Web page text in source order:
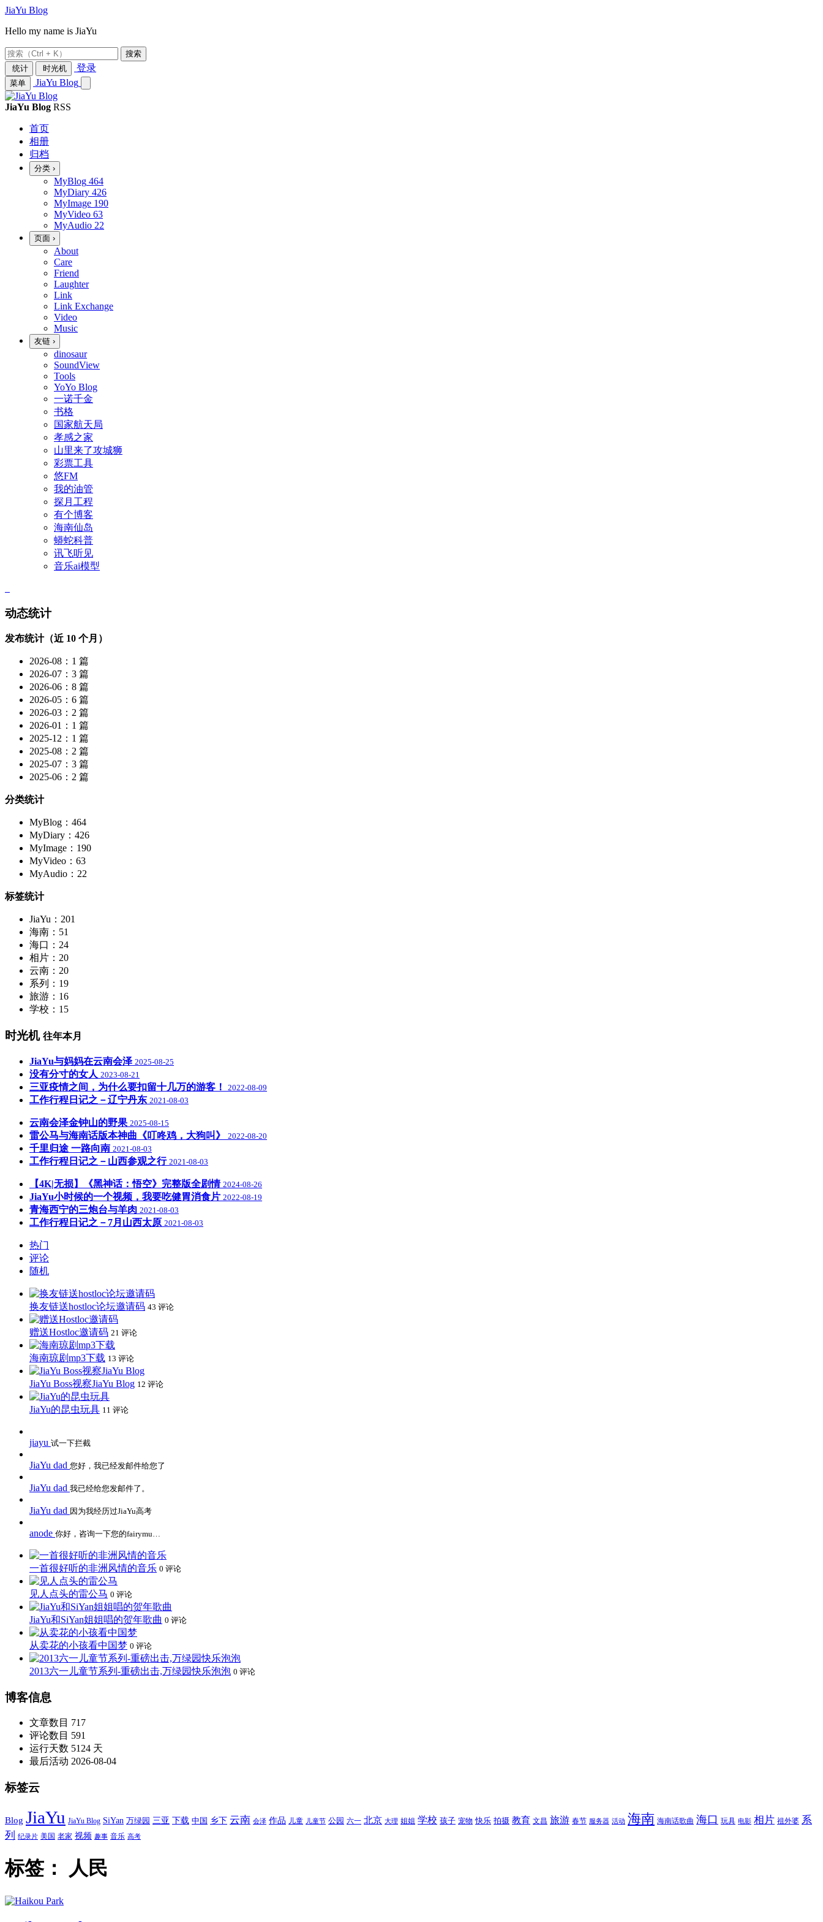
JiaYu Blog
Hello my name is JiaYu
搜索
统计
时光机 登录
菜单 JiaYu Blog
JiaYu Blog RSS
首页
相册
归档
分类 ›
MyBlog 464
MyDiary 426
MyImage 190
MyVideo 63
MyAudio 22
页面 ›
About
Care
Friend
Laughter
Link
Link Exchange
Video
Music
友链 ›
dinosaur
SoundView
Tools
YoYo Blog
一诺千金
书格
国家航天局
孝感之家
山里来了攻城狮
彩票工具
悠FM
我的油管
探月工程
有个博客
海南仙岛
蟒蛇科普
讯飞听见
音乐ai模型
动态统计
发布统计（近 10 个月）
2026-08：1 篇
2026-07：3 篇
2026-06：8 篇
2026-05：6 篇
2026-03：2 篇
2026-01：1 篇
2025-12：1 篇
2025-08：2 篇
2025-07：3 篇
2025-06：2 篇
分类统计
MyBlog：464
MyDiary：426
MyImage：190
MyVideo：63
MyAudio：22
标签统计
JiaYu：201
海南：51
海口：24
相片：20
云南：20
系列：19
旅游：16
学校：15
时光机 往年本月
JiaYu与妈妈在云南会泽 2025-08-25
没有分寸的女人 2023-08-21
三亚疫情之间，为什么要扣留十几万的游客！ 2022-08-09
工作行程日记之－辽宁丹东 2021-08-03
云南会泽金钟山的野果 2025-08-15
雷公马与海南话版本神曲《叮咚鸡，大狗叫》 2022-08-20
千里归途 一路向南 2021-08-03
工作行程日记之－山西参观之行 2021-08-03
【4K|无损】《黑神话：悟空》完整版全剧情 2024-08-26
JiaYu小时候的一个视频，我要吃健胃消食片 2022-08-19
青海西宁的三炮台与羊肉 2021-08-03
工作行程日记之－7月山西太原 2021-08-03
热门
评论
随机
换友链送hostloc论坛邀请码 43 评论
赠送Hostloc邀请码 21 评论
海南琼剧mp3下载 13 评论
JiaYu Boss视察JiaYu Blog 12 评论
JiaYu的昆虫玩具 11 评论
jiayu 试一下拦截
JiaYu dad 您好，我已经发邮件给您了
JiaYu dad 我已经给您发邮件了。
JiaYu dad 因为我经历过JiaYu高考
anode 你好，咨询一下您的fairymu…
一首很好听的非洲风情的音乐 0 评论
见人点头的雷公马 0 评论
JiaYu和SiYan姐姐唱的贺年歌曲 0 评论
从卖花的小孩看中国梦 0 评论
2013六一儿童节系列-重磅出击,万绿园快乐泡泡 0 评论
博客信息
文章数目 717
评论数目 591
运行天数 5124 天
最后活动 2026-08-04
标签云
Blog JiaYu JiaYu Blog SiYan 万绿园 三亚 下载 中国 乡下 云南 会泽 作品 儿童 儿童节 公园 六一 北京 大理 姐姐 学校 孩子 宠物 快乐 拍摄 教育 文昌 旅游 春节 服务器 活动 海南 海南话歌曲 海口 玩具 电影 相片 祖外婆 系
列
纪录片 美国 老家 视频 趣事 音乐 高考
标签： 人民